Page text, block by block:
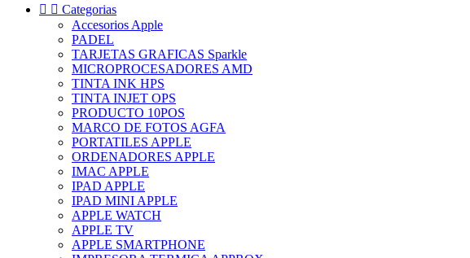
  Categorias
Accesorios Apple
PADEL
TARJETAS GRAFICAS Sparkle
MICROPROCESADORES AMD
TINTA INK HPS
TINTA INJET OPS
PRODUCTO 10POS
MARCO DE FOTOS AGFA
PORTATILES APPLE
ORDENADORES APPLE
IMAC APPLE
IPAD APPLE
IPAD MINI APPLE
APPLE WATCH
APPLE TV
APPLE SMARTPHONE